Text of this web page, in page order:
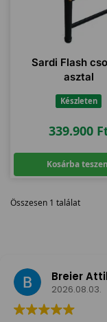
Sardi Flash
asztal
Készleten
339.900
Kosárba
Összesen 1 találat
Breier
2026.08.03.